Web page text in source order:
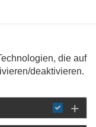
DETAIL
die auf
deaktivieren.